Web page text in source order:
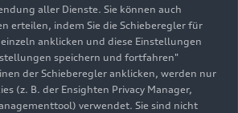
aller Dienste. Sie können auch
erteilen, indem Sie die Schieberegler für
anklicken und diese Einstellungen
speichern und fortfahren"
der Schieberegler anklicken, werden nur
(z. B. der Ensighten Privacy Manager,
verwendet. Sie sind nicht